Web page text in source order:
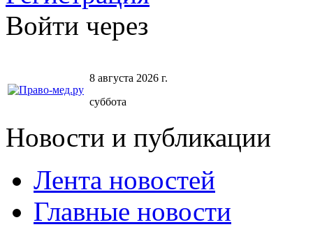
Войти через
8 августа 2026 г.
суббота
Новости и публикации
Лента новостей
Главные новости